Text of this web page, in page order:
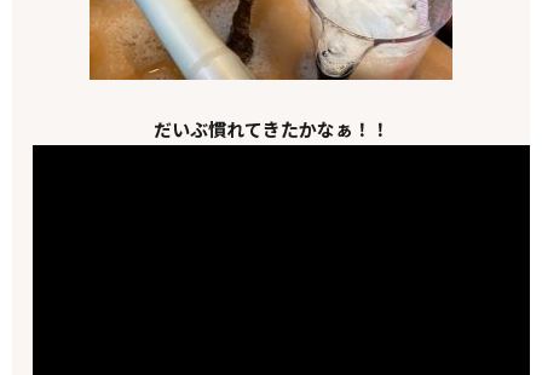
だいぶ慣れてきたかなぁ！！